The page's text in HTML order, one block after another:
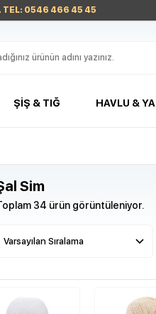
TEL: 0546 466 45 45
ŞIŞ & TIĞ HAVLU &
Sim
34 ürün görüntüleniyor.